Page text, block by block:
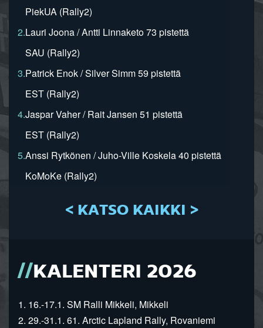
PiekUA (Rally2)
2.Lauri Joona / Antti Linnaketo 73 pistettä
SAU (Rally2)
3.Patrick Enok / Silver Simm 59 pistettä
EST (Rally2)
4.Jaspar Vaher / Rait Jansen 51 pistettä
EST (Rally2)
5.Anssi Rytkönen / Juho-Ville Koskela 40 pistettä
KoMoKe (Rally2)
< KATSO KAIKKI >
KALENTERI 2026
1. 16.-17.1. SM Ralli Mikkeli, Mikkeli
2. 29.-31.1. 61. Arctic Lapland Rally, Rovaniemi